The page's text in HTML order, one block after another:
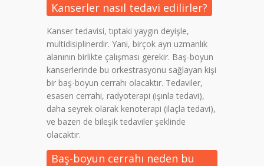
Kanserler nasıl tedavi edilirler?
Kanser tedavisi, tıptaki yaygın deyişle,
multidisiplinerdir. Yani, birçok ayrı uzmanlık
alanının birlikte çalışması gerekir. Baş-boyun
kanserlerinde bu orkestrasyonu sağlayan kişi
bir baş-boyun cerrahı olacaktır. Tedaviler,
esasen cerrahi, radyoterapi (ışınla tedavi),
daha seyrek olarak kenoterapi (ilaçla tedavi),
ve bazen de bileşik tedaviler şeklinde
olacaktır.
Baş-boyun cerrahı neden bu